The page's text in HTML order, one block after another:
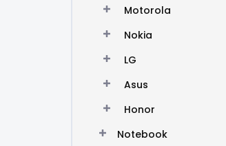
Motorola
Nokia
LG
Asus
Honor
Notebook